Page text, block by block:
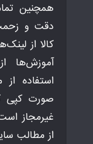
همچنین
دقت و
کالا از
آموزش‌ها
استفاده
صورت کپی
غیرمجاز
از مطالب